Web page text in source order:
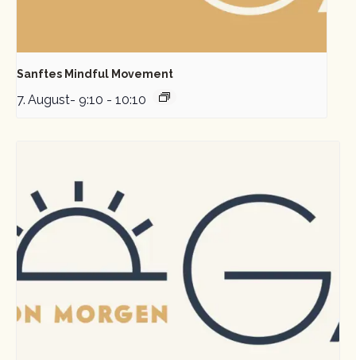
Sanftes Mindful Movement
7. August- 9:10 - 10:10